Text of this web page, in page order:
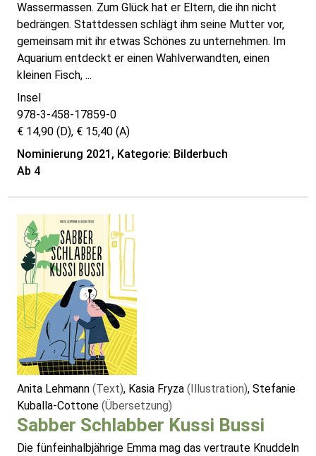
Wassermassen. Zum Glück hat er Eltern, die ihn nicht
bedrängen. Stattdessen schlägt ihm seine Mutter vor,
gemeinsam mit ihr etwas Schönes zu unternehmen. Im
Aquarium entdeckt er einen Wahlverwandten, einen
kleinen Fisch, ...
Insel
978-3-458-17859-0
€ 14,90 (D), € 15,40 (A)
Nominierung 2021, Kategorie: Bilderbuch
Ab 4
Anita Lehmann (Text), Kasia Fryza (Illustration), Stefanie
Kuballa-Cottone (Übersetzung)
Sabber Schlabber Kussi Bussi
Die fünfeinhalbjährige Emma mag das vertraute Knuddeln